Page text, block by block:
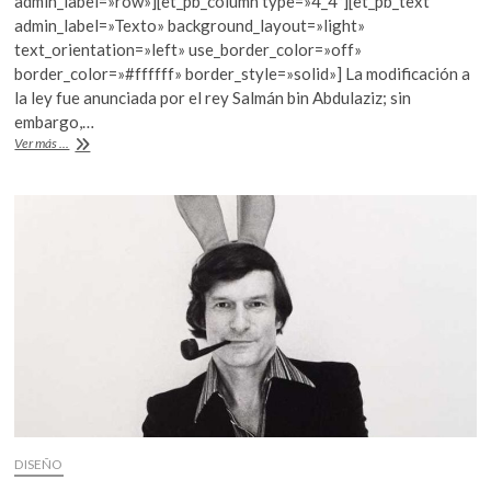
b
o
o
k
er s
A
p
admin_label=»Texto» background_layout=»light»
text_orientation=»left» use_border_color=»off»
border_color=»#ffffff» border_style=»solid»] La modificación a
la ley fue anunciada por el rey Salmán bin Abdulaziz; sin
embargo,…
Ver más ...
En
DISEÑO